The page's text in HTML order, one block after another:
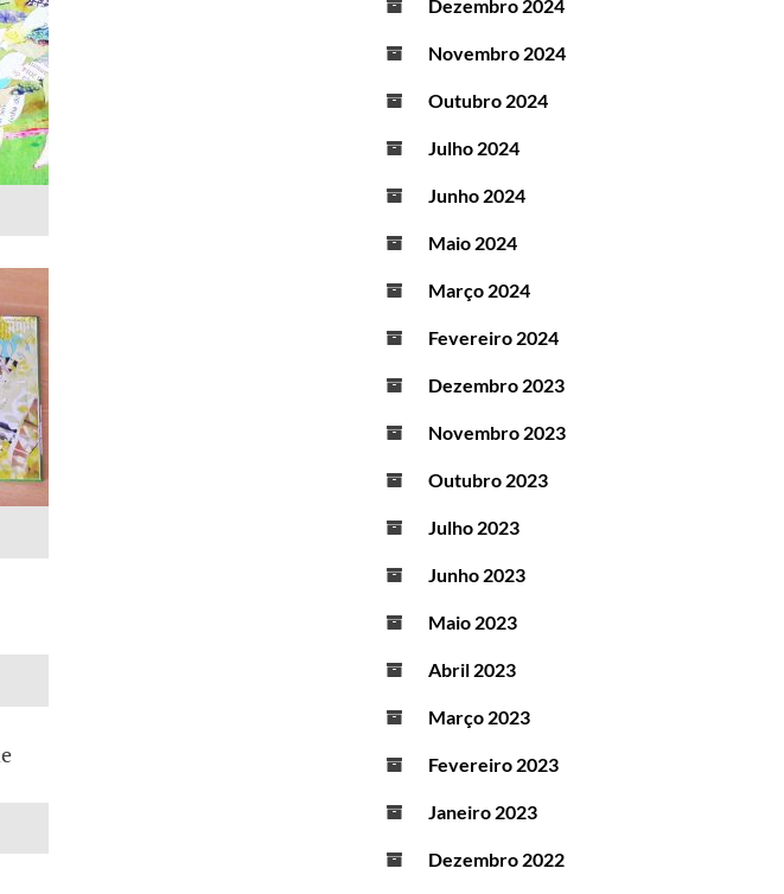
Dezembro 2024
Novembro 2024
Outubro 2024
Julho 2024
Junho 2024
Maio 2024
Março 2024
Fevereiro 2024
Dezembro 2023
Novembro 2023
Outubro 2023
Julho 2023
Junho 2023
Maio 2023
Abril 2023
Março 2023
Fevereiro 2023
Janeiro 2023
Dezembro 2022